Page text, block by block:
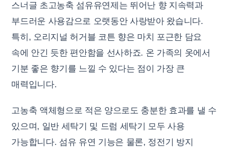
스너글 초고농축 섬유유연제는 뛰어난 향 지속력과
부드러운 사용감으로 오랫동안 사랑받아 왔습니다.
특히, 오리지널 허거블 코튼 향은 마치 포근한 담요
속에 안긴 듯한 편안함을 선사하죠. 온 가족의 옷에서
기분 좋은 향기를 느낄 수 있다는 점이 가장 큰
매력입니다.
고농축 액체형으로 적은 양으로도 충분한 효과를 낼 수
있으며, 일반 세탁기 및 드럼 세탁기 모두 사용
가능합니다. 섬유 유연 기능은 물론, 정전기 방지